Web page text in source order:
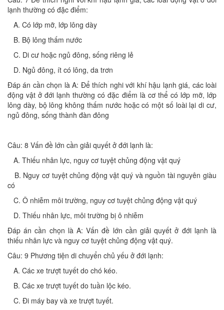
lạnh thường có đặc điểm:
A. Có lớp mỡ, lớp lông dày
B. Bộ lông thấm nước
C. Di cư hoặc ngủ đông, sống riêng lẻ
D. Ngủ đông, ít có lông, da trơn
Đáp án cần chọn là A: Để thích nghi với khí hậu lạnh giá, các loài
động vật ở đới lạnh thường có đặc điểm là cơ thể có lớp mỡ, lớp
lông dày, bộ lông không thấm nước hoặc có một số loài lại di cư,
ngủ đông, sống thành đàn đông
Câu: 8 Vấn đề lớn cần giải quyết ở đới lạnh là:
A. Thiếu nhân lực, nguy cơ tuyệt chủng động vật quý
B. Nguy cơ tuyệt chủng động vật quý và nguồn tài nguyên giàu
có
C. Ô nhiễm môi trường, nguy cơ tuyệt chủng động vật quý
D. Thiếu nhân lực, môi trường bị ô nhiễm
Đáp án cần chọn là A: Vấn đề lớn cần giải quyết ở đới lạnh là
thiếu nhân lực và nguy cơ tuyệt chủng động vật quý.
Câu: 9 Phương tiện di chuyển chủ yếu ở đới lạnh:
A. Các xe trượt tuyết do chó kéo.
B. Các xe trượt tuyết do tuần lộc kéo.
C. Đi máy bay và xe trượt tuyết.